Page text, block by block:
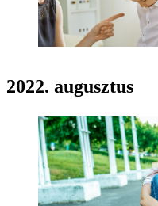
2022. augusztus